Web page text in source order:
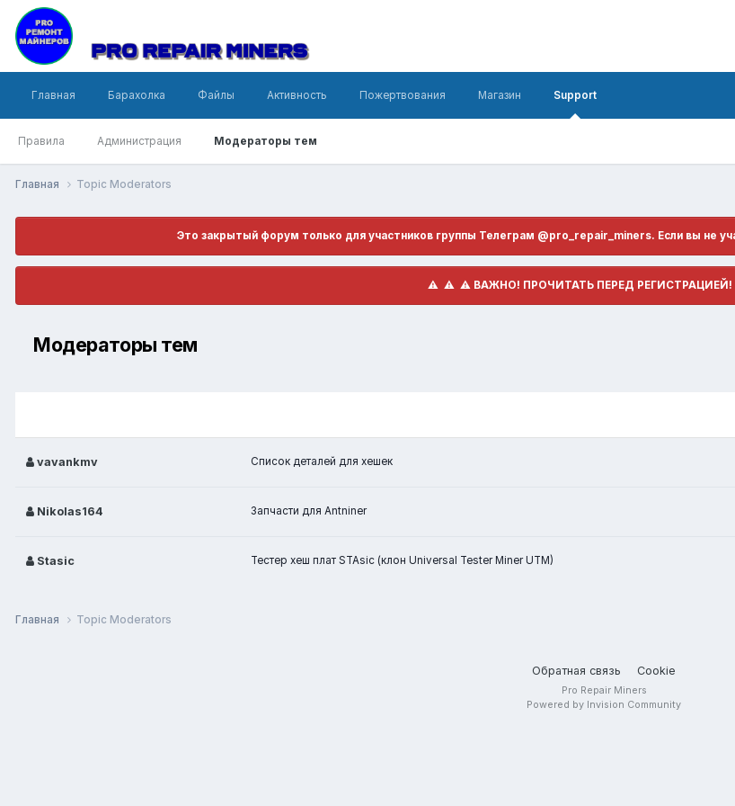
Главная Барахолка Файлы Активность Пожертвования Магазин Support
Правила Администрация Модераторы тем
Главная Topic Moderators
Это закрытый форум только для участников группы Телеграм @pro_repair_miners. Если вы не
⚠️ ​​ ⚠️ ​​ ⚠️ ​ВАЖНО! ПРОЧИТАТЬ ПЕРЕД РЕГИСТРАЦИЕЙ!
Модераторы тем
vavankmv Список деталей для хешек
Nikolas164 Запчасти для Antniner
Stasic Тестер хеш плат STAsic (клон Universal Tester Miner UTM)
Главная Topic Moderators
Обратная связь Cookie
Pro Repair Miners
Powered by Invision Community